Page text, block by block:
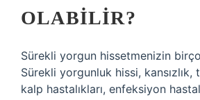
OLABILIR?
Sürekli yorgun hissetmenizin
Sürekli yorgunluk hissi, kansızlık,
kalp hastalıkları, enfeksiyon